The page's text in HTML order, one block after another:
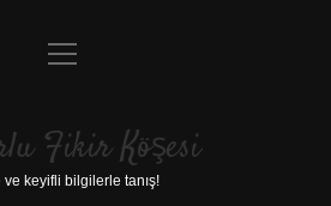
Anasayfa
Yasal Uyarı
menüyü
Fikir Köşesi
ve keyifli bilgilerle tanış!